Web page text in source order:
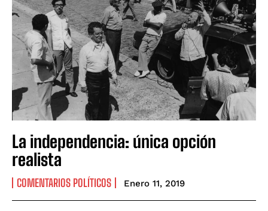
La independencia: única opción
realista
COMENTARIOS POLÍTICOS Enero 11, 2019